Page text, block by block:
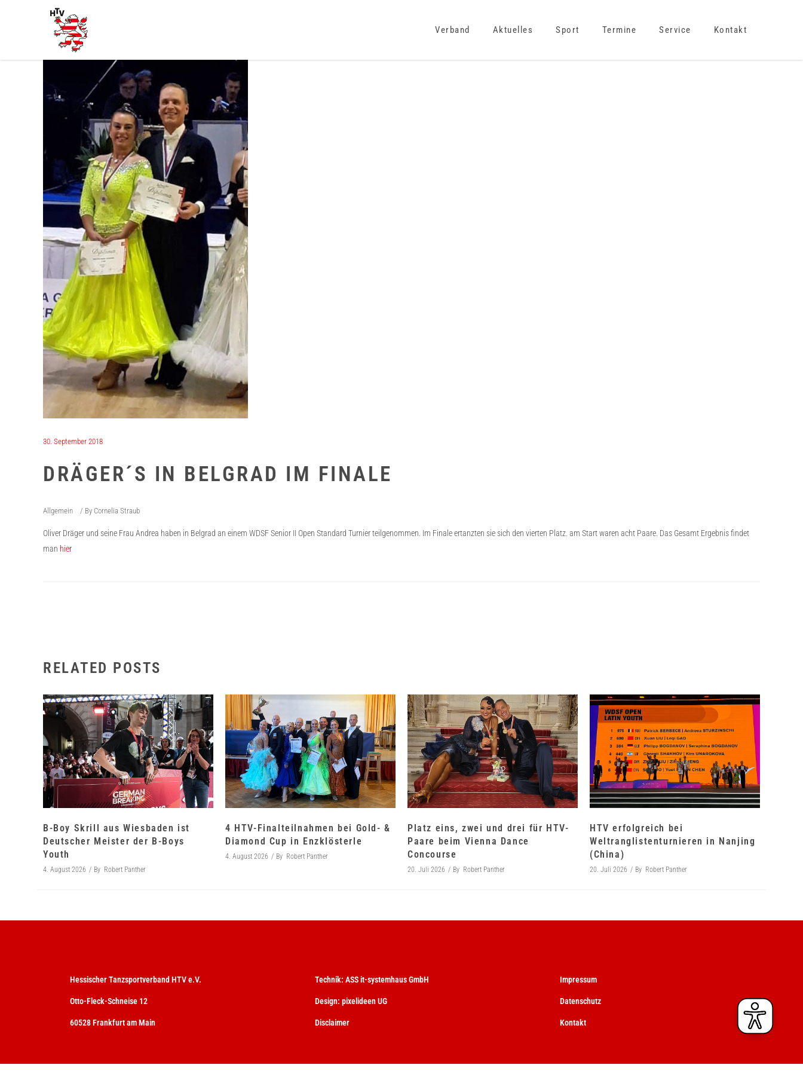
Verband Aktuelles Sport Termine Service Kontakt
30. September 2018
DRÄGER´S IN BELGRAD IM FINALE
Allgemein By Cornelia Straub
Oliver Dräger und seine Frau Andrea haben in Belgrad an einem WDSF Senior II Open Standard Turnier teilgenommen. Im Finale ertanzten sie sich den vierten Platz. am Start waren acht Paare. Das Gesamt Ergebnis findet
man hier
RELATED POSTS
B-Boy Skrill aus Wiesbaden ist
Deutscher Meister der B-Boys
Youth
4. August 2026 By Robert Panther
4 HTV-Finalteilnahmen bei Gold- &
Diamond Cup in Enzklösterle
4. August 2026 By Robert Panther
Platz eins, zwei und drei für HTV-
Paare beim Vienna Dance
Concourse
20. Juli 2026 By Robert Panther
HTV erfolgreich bei
Weltranglistenturnieren in Nanjing
(China)
20. Juli 2026 By Robert Panther
Hessischer Tanzsportverband HTV e.V.
Otto-Fleck-Schneise 12
60528 Frankfurt am Main
Technik: ASS it-systemhaus GmbH
Design: pixelideen UG
Disclaimer
Impressum
Datenschutz
Kontakt